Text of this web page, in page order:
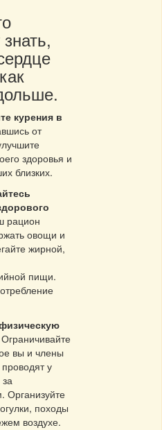
курения в
от
здоровья и
близких.
рацион
овощи и
жирной,
пищи.
Ограничивайте
вы и члены
у
Организуйте
походы
воздухе.